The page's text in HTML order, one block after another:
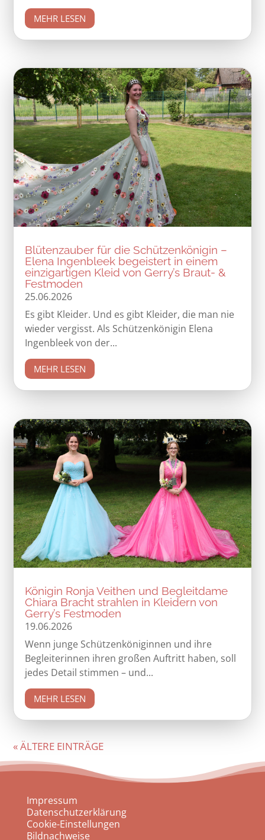
MEHR LESEN
Blütenzauber für die Schützenkönigin –
Elena Ingenbleek begeistert in einem
einzigartigen Kleid von Gerry’s Braut- &
Festmoden
25.06.2026
Es gibt Kleider. Und es gibt Kleider, die man nie
wieder vergisst. Als Schützenkönigin Elena
Ingenbleek von der...
MEHR LESEN
Königin Ronja Veithen und Begleitdame
Chiara Bracht strahlen in Kleidern von
Gerry’s Festmoden
19.06.2026
Wenn junge Schützenköniginnen und ihre
Begleiterinnen ihren großen Auftritt haben, soll
jedes Detail stimmen – und...
MEHR LESEN
« ÄLTERE EINTRÄGE
Impressum
Datenschutzerklärung
Cookie-Einstellungen
Bildnachweise